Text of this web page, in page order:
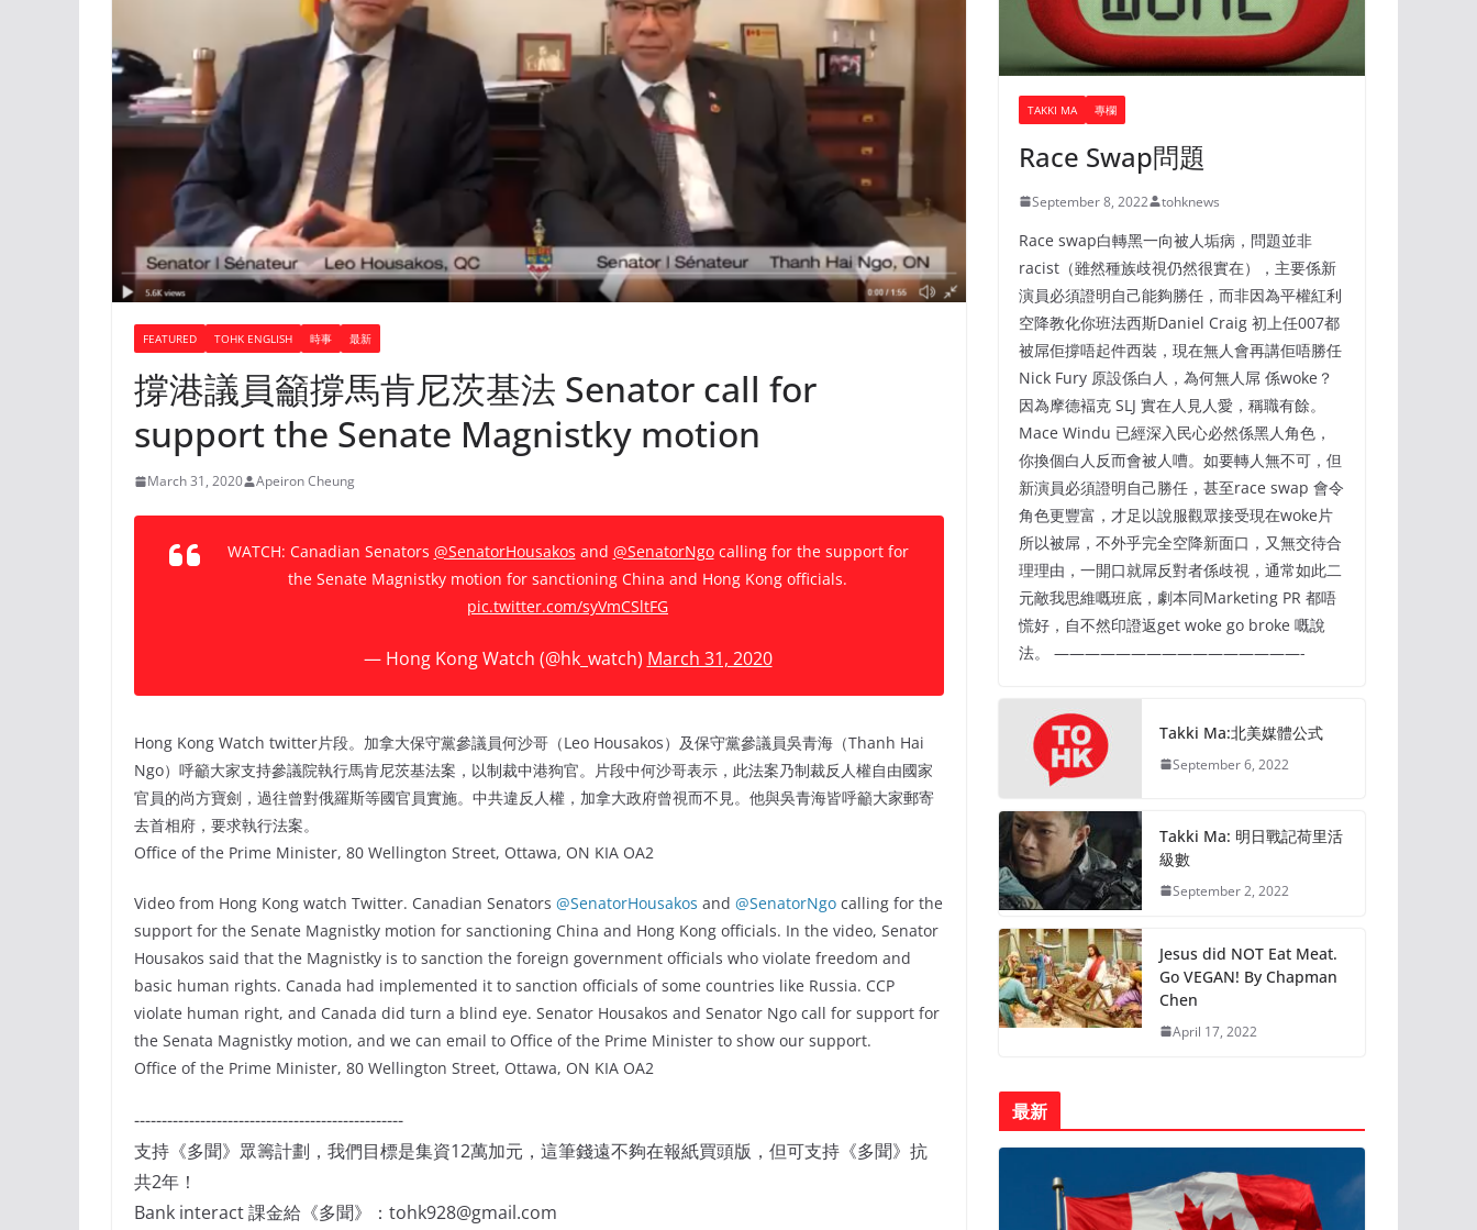
FEATURED TOHK ENGLISH 時事 最新
撐港議員籲撐馬肯尼茨基法 Senator call for
support the Senate Magnistky motion
March 31, 2020 Apeiron Cheung
WATCH: Canadian Senators @SenatorHousakos and @SenatorNgocalling for the support for
the Senate Magnistky motion for sanctioning China and Hong Kong officials.
pic.twitter.com/syVmCSltFG
— Hong Kong Watch (@hk_watch) March 31, 2020
Hong Kong Watch twitter片段。加拿大保守黨參議員何沙哥（Leo Housakos）及保守黨參議員吳青海（Thanh Hai
Ngo）呼籲大家支持參議院執行馬肯尼茨基法案，以制裁中港狗官。片段中何沙哥表示，此法案乃制裁反人權自由國家
官員的尚方寶劍，過往曾對俄羅斯等國官員實施。中共違反人權，加拿大政府曾視而不見。他與吳青海皆呼籲大家郵寄
去首相府，要求執行法案。
Office of the Prime Minister, 80 Wellington Street, Ottawa, ON KIA OA2
Video from Hong Kong watch Twitter. Canadian Senators @SenatorHousakos and @SenatorNgo calling for the
support for the Senate Magnistky motion for sanctioning China and Hong Kong officials. In the video, Senator
Housakos said that the Magnistky is to sanction the foreign government officials who violate freedom and
basic human rights. Canada had implemented it to sanction officials of some countries like Russia. CCP
violate human right, and Canada did turn a blind eye. Senator Housakos and Senator Ngo call for support for
the Senata Magnistky motion, and we can email to Office of the Prime Minister to show our support.
Office of the Prime Minister, 80 Wellington Street, Ottawa, ON KIA OA2
-------------------------------------------------
支持《多聞》眾籌計劃，我們目標是集資12萬加元，這筆錢遠不夠在報紙買頭版，但可支持《多聞》抗
共2年！
Bank interact 課金給《多聞》：tohk928@gmail.com
TAKKI MA 專欄
Race Swap問題
September 8, 2022 tohknews
Race swap白轉黑一向被人垢病，問題並非
racist（雖然種族歧視仍然很實在），主要係新
演員必須證明自己能夠勝任，而非因為平權紅利
空降教化你班法西斯Daniel Craig 初上任007都
被屌佢撐唔起件西裝，現在無人會再講佢唔勝任
Nick Fury 原設係白人，為何無人屌 係woke？
因為摩德褔克 SLJ 實在人見人愛，稱職有餘。
Mace Windu 已經深入民心必然係黑人角色，
你換個白人反而會被人嘈。如要轉人無不可，但
新演員必須證明自己勝任，甚至race swap 會令
角色更豐富，才足以說服觀眾接受現在woke片
所以被屌，不外乎完全空降新面口，又無交待合
理理由，一開口就屌反對者係歧視，通常如此二
元敵我思維嘅班底，劇本同Marketing PR 都唔
慌好，自不然印證返get woke go broke 嘅說
法。 ————————————————-
Takki Ma:北美媒體公式
September 6, 2022
Takki Ma: 明日戰記荷里活
級數
September 2, 2022
Jesus did NOT Eat Meat.
Go VEGAN! By Chapman
Chen
April 17, 2022
最新